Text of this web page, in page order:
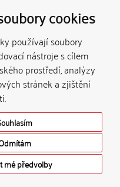
cookies
používají soubory
nástroje s cílem
prostředí, analýzy
stránek a zjištění
mé předvolby